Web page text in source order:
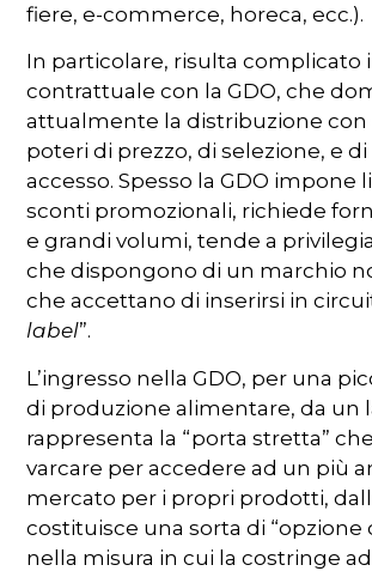
fiere, e-commerce, horeca, ecc.).
In particolare, risulta complicato
contrattuale con la GDO, che
attualmente la distribuzione con
poteri di prezzo, di selezione, e
accesso. Spesso la GDO impone
sconti promozionali, richiede
e grandi volumi, tende a
che dispongono di un marchio
che accettano di inserirsi in
label”.
L’ingresso nella GDO, per una
di produzione alimentare, da un
rappresenta la “porta stretta”
varcare per accedere ad un più
mercato per i propri prodotti,
costituisce una sorta di “opzione
nella misura in cui la costringe